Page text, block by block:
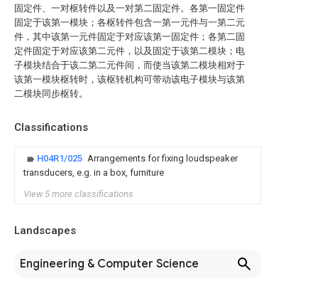
固定件、一对枢转件以及一对第二固定件。各第一固定件
固定于该第一模块；各枢转件包含一第一元件与一第二元
件，其中该第一元件固定于对应该第一固定件；各第二固
定件固定于对应该第二元件，以及固定于该第二模块；电
子模块结合于该二第二元件间，而使当该第二模块相对于
该第一模块枢转时，该枢转机构可带动该电子模块与该第
二模块同步枢转。
Classifications
H04R1/025 Arrangements for fixing loudspeaker
transducers, e.g. in a box, furniture
View 5 more classifications
Landscapes
Engineering & Computer Science